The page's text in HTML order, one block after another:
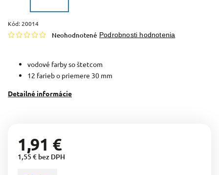
Kód: 20014
Neohodnotené Podrobnosti hodnotenia
vodové farby so štetcom
12 farieb o priemere 30 mm
Detailné informácie
1,91 €
1,55 € bez DPH